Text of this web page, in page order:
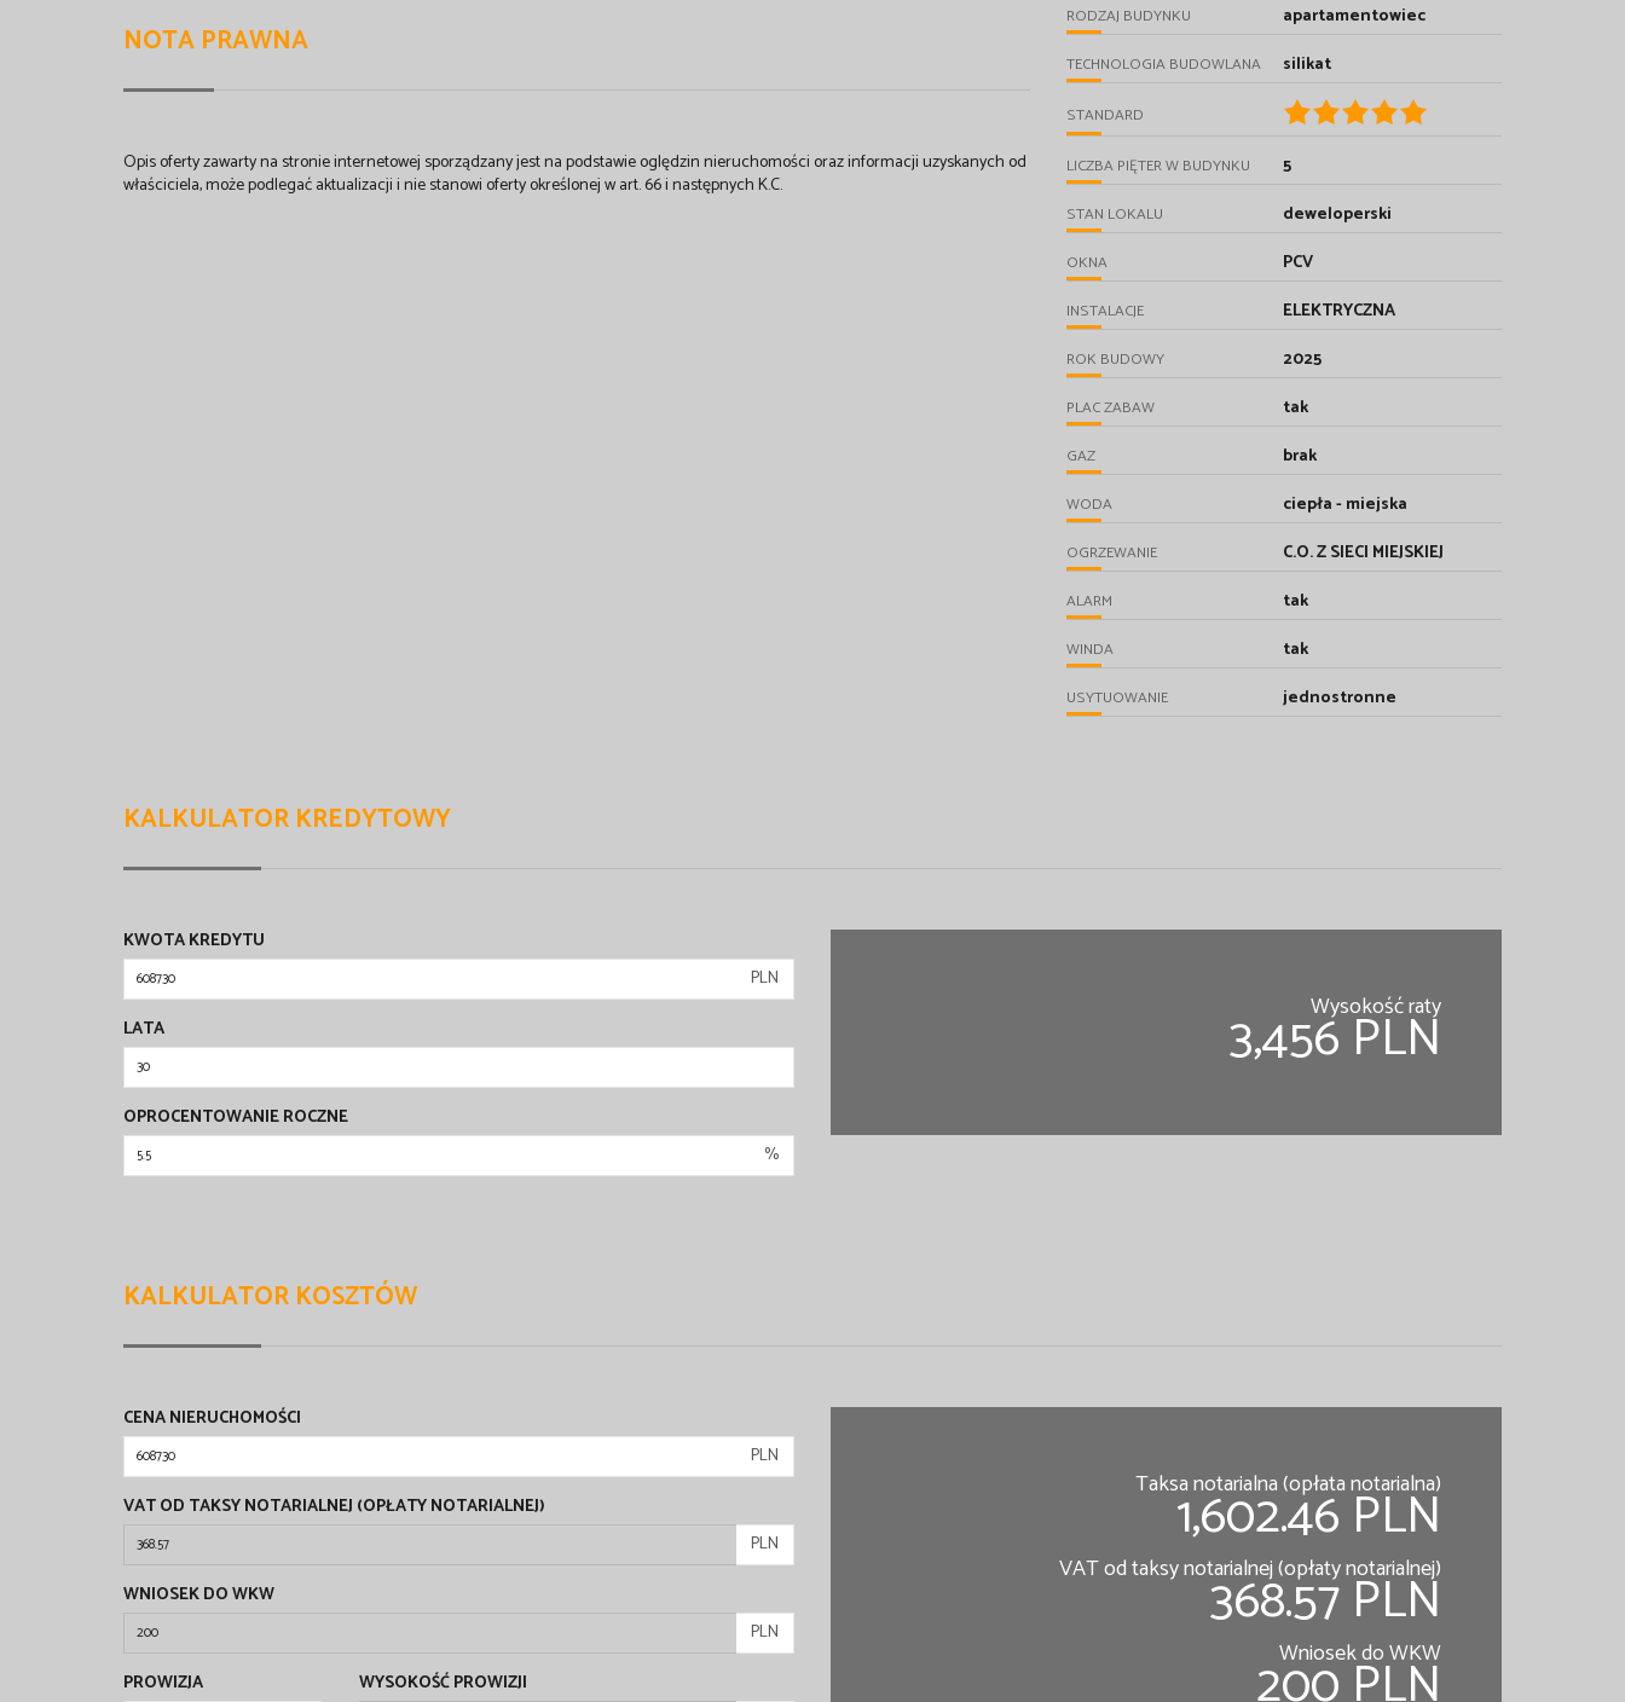
NOTA PRAWNA
Opis oferty zawarty na stronie internetowej sporządzany jest na podstawie oględzin nieruchomości oraz informacji uzyskanych od
właściciela, może podlegać aktualizacji i nie stanowi oferty określonej w art. 66 i następnych K.C.
RODZAJ BUDYNKU apartamentowiec
TECHNOLOGIA BUDOWLANA silikat
STANDARD
LICZBA PIĘTER W BUDYNKU 5
STAN LOKALU deweloperski
OKNA PCV
INSTALACJE ELEKTRYCZNA
ROK BUDOWY 2025
PLAC ZABAW tak
GAZ brak
WODA ciepła - miejska
OGRZEWANIE C.O. Z SIECI MIEJSKIEJ
ALARM tak
WINDA tak
USYTUOWANIE jednostronne
KALKULATOR KREDYTOWY
KWOTA KREDYTU
PLN
LATA
OPROCENTOWANIE ROCZNE
%
Wysokość raty
3,456 PLN
KALKULATOR KOSZTÓW
CENA NIERUCHOMOŚCI
PLN
VAT OD TAKSY NOTARIALNEJ (OPŁATY NOTARIALNEJ)
PLN
WNIOSEK DO WKW
PLN
PROWIZJA
WYSOKOŚĆ PROWIZJI
Taksa notarialna (opłata notarialna)
1,602.46 PLN
VAT od taksy notarialnej (opłaty notarialnej)
368.57 PLN
Wniosek do WKW